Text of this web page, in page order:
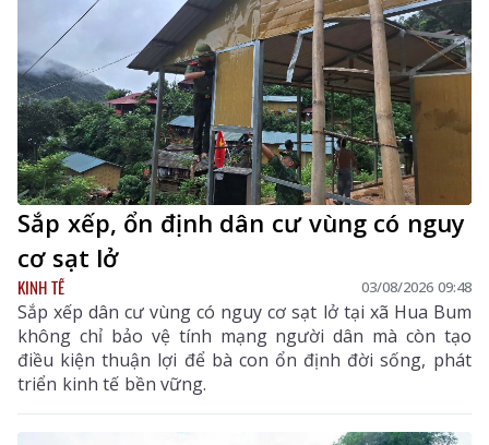
Sắp xếp, ổn định dân cư vùng có nguy
cơ sạt lở
KINH TẾ 03/08/2026 09:48
Sắp xếp dân cư vùng có nguy cơ sạt lở tại xã Hua Bum
không chỉ bảo vệ tính mạng người dân mà còn tạo
điều kiện thuận lợi để bà con ổn định đời sống, phát
triển kinh tế bền vững.